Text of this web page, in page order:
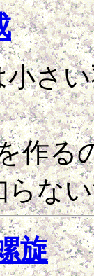
小さ
作る
な
旋